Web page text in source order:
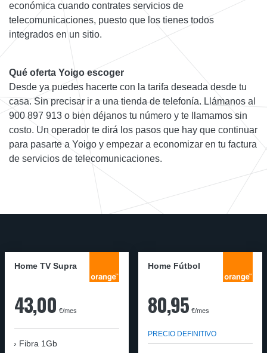
económica cuando contrates servicios de
telecomunicaciones, puesto que los tienes todos
integrados en un sitio.
Qué oferta Yoigo escoger
Desde ya puedes hacerte con la tarifa deseada desde tu
casa. Sin precisar ir a una tienda de telefonía. Llámanos al
900 897 913 o bien déjanos tu número y te llamamos sin
costo. Un operador te dirá los pasos que hay que continuar
para pasarte a Yoigo y empezar a economizar en tu factura
de servicios de telecomunicaciones.
Home TV Supra
43,00 €/mes
Fibra 1Gb
Home Fútbol
80,95 €/mes
PRECIO DEFINITIVO